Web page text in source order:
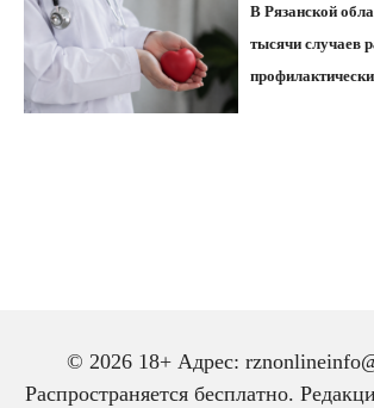
В Рязанской
тысячи случаев
© 2026 18+ Адрес:
Распространяется бесплатно.